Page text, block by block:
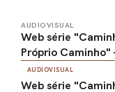
AUDIOVISUAL
Web série
Próprio Caminho"
AUDIOVISUAL
Web série